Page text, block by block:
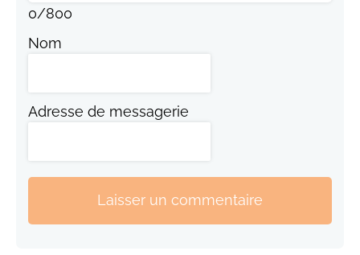
0/800
Nom
Adresse de messagerie
Laisser un commentaire